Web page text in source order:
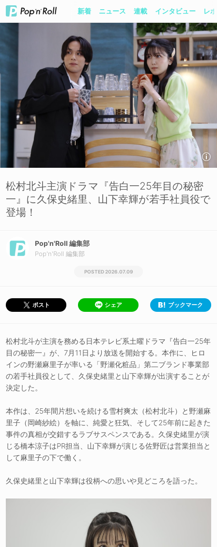
新着 ニュース 連載 インタビュー レ
松村北斗主演ドラマ『告白一25年目の秘密
一』に久保史緒里、山下幸輝が若手社員役で
登場！
Pop'n'Roll 編集部
Pop'n'Roll 編集部
2026.07.09
ポスト シェア ブックマーク
松村北斗が主演を務める日本テレビ系土曜ドラマ『告白一25年
目の秘密一』が、7月11日より放送を開始する。本作に、ヒロ
インの野瀬麻里子が率いる「野瀬化粧品」第二ブランド事業部
の若手社員役として、久保史緒里と山下幸輝が出演することが
決定した。
本作は、25年間片想いを続ける雪村爽太（松村北斗）と野瀬麻
里子（岡崎紗絵）を軸に、純愛と狂気、そして25年前に起きた
事件の真相が交錯するラブサスペンスである。久保史緒里が演
じる橋本涼子はPR担当、山下幸輝が演じる佐野匠は営業担当と
して麻里子の下で働く。
久保史緒里と山下幸輝は役柄への思いや見どころを語った。